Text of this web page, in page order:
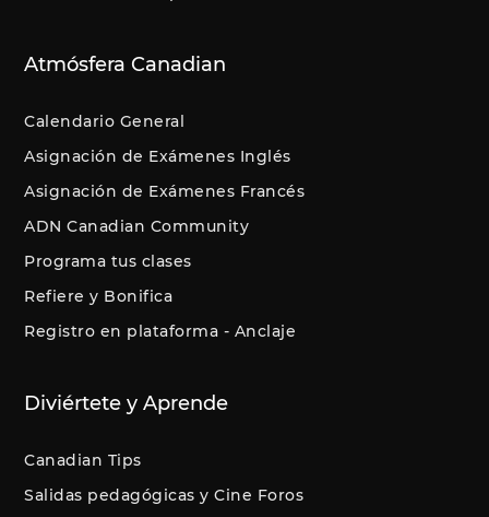
Atmósfera Canadian
Calendario General
Asignación de Exámenes Inglés
Asignación de Exámenes Francés
ADN Canadian Community
Programa tus clases
Refiere y Bonifica
Registro en plataforma - Anclaje
Diviértete y Aprende
Canadian Tips
Salidas pedagógicas y Cine Foros